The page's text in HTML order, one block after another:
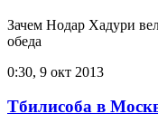
Зачем Нодар Хадури
обеда
0:30, 9 окт 2013
Тбилисоба в